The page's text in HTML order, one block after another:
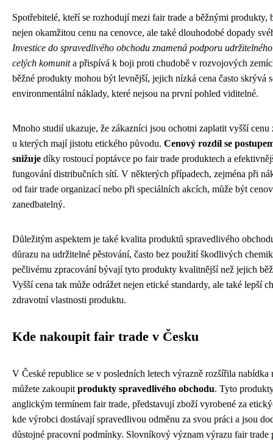
Spotřebitelé, kteří se rozhodují mezi fair trade a běžnými produkty,
nejen okamžitou cenu na cenovce, ale také dlouhodobé dopady
Investice do spravedlivého obchodu znamená podporu
celých komunita přispívá k boji proti chudobě v rozvojových
běžné produkty mohou být levnější, jejich nízká cena často skrývá
environmentální náklady, které nejsou na první pohled viditelné.
Mnoho studií ukazuje, že zákazníci jsou ochotni zaplatit vyšší cenu
u kterých mají jistotu etického původu. Cenový rozdíl se
snižuje díky rostoucí poptávce po fair trade produktech a
fungování distribučních sítí. V některých případech, zejména při
od fair trade organizací nebo při speciálních akcích, může být
zanedbatelný.
Důležitým aspektem je také kvalita produktů spravedlivého
důrazu na udržitelné pěstování, často bez použití škodlivých
pečlivému zpracování bývají tyto produkty kvalitnější než jejich
Vyšší cena tak může odrážet nejen etické standardy, ale také lepší
zdravotní vlastnosti produktu.
Kde nakoupit fair trade v Česku
V České republice se v posledních letech výrazně rozšířila nabídka
můžete zakoupit produkty spravedlivého obchodu. Tyto
anglickým termínem fair trade, představují zboží vyrobené za
kde výrobci dostávají spravedlivou odměnu za svou práci a jsou
důstojné pracovní podmínky. Slovníkový význam výrazu fair trade